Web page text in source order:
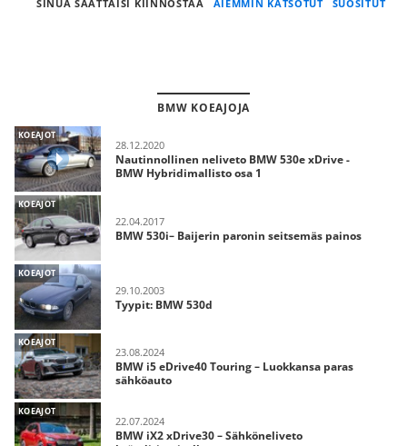
SINUA SAATTAISI KIINNOSTAA AIEMMIN KATSOTUT SUOSITUT
BMW KOEAJOJA
KOEAJOT
28.12.2020
Nautinnollinen neliveto BMW 530e xDrive -
BMW Hybridimallisto osa 1
KOEAJOT
22.04.2017
BMW 530i– Baijerin paronin seitsemäs painos
KOEAJOT
29.10.2003
Tyypit: BMW 530d
KOEAJOT
23.08.2024
BMW i5 eDrive40 Touring – Luokkansa paras
sähköauto
KOEAJOT
22.07.2024
BMW iX2 xDrive30 – Sähköneliveto